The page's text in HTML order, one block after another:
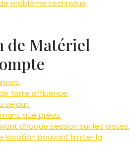
problème technique
de Matériel
forte affluence.
séjour.
que prévu.
chaque session sur les pistes.
location pouvant limiter la